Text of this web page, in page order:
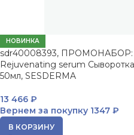
НОВИНКА
sdr40008393, ПРОМОНАБОР:
Rejuvenating serum
50мл, SESDERMA
13 466 ₽
Вернем за покупку 1347 ₽
В КОРЗИНУ